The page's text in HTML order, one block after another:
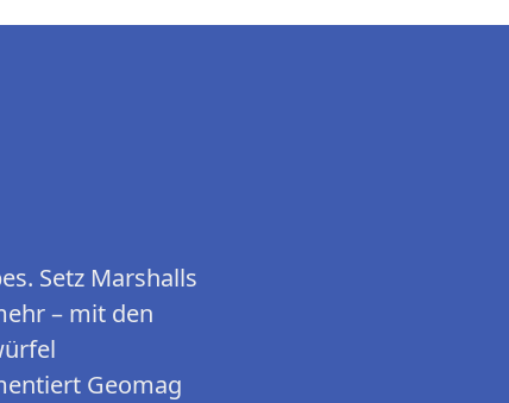
Setz Marshalls
– mit den
Geomag